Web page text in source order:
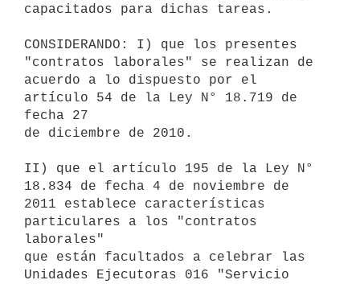
capacitados para dichas tareas.
CONSIDERANDO: I) que los presentes
"contratos laborales" se realizan de
acuerdo a lo dispuesto por el
artículo 54 de la Ley N° 18.719 de
fecha 27
de diciembre de 2010.
II) que el artículo 195 de la Ley N°
18.834 de fecha 4 de noviembre de
2011 establece características
particulares a los "contratos
laborales"
que están facultados a celebrar las
Unidades Ejecutoras 016 "Servicio